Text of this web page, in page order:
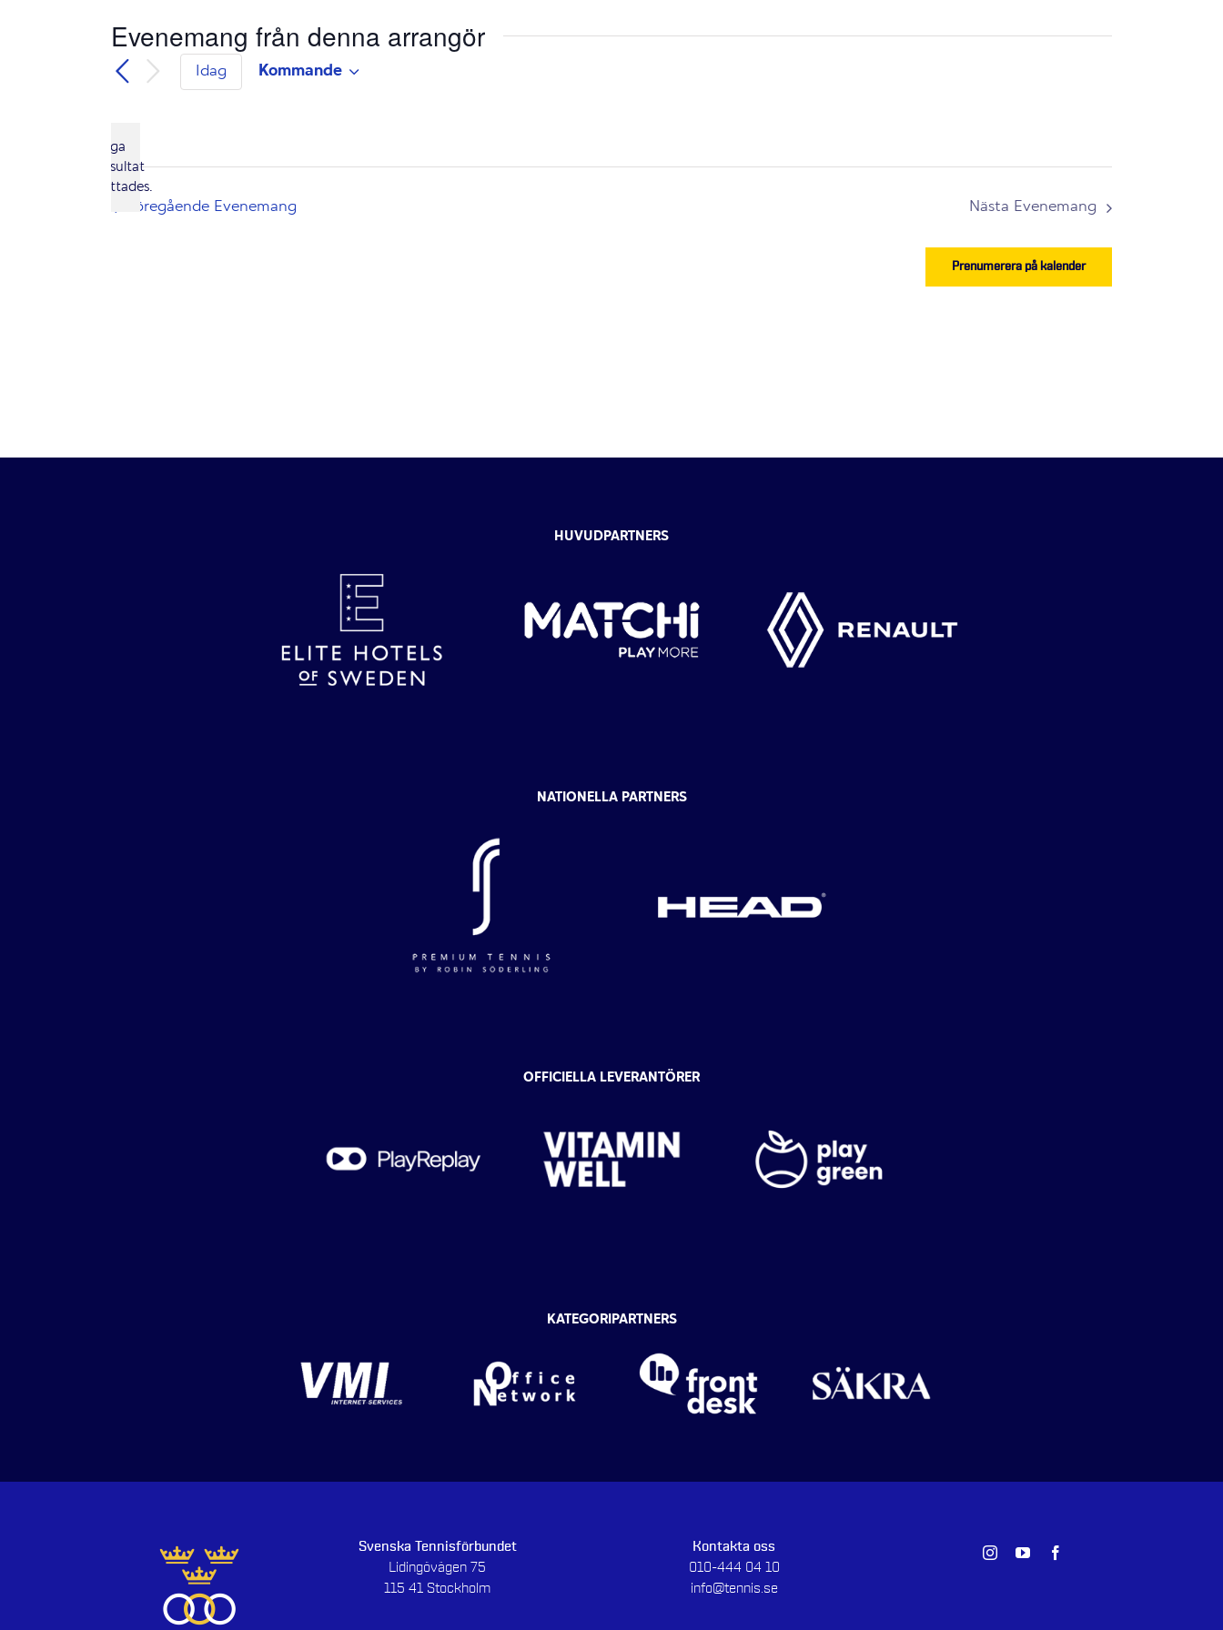
Evenemang från denna arrangör
Notis
Inga
resultat
hittades.
Idag Kommande
Föregående Evenemang Nästa Evenemang
Prenumerera på kalender
HUVUDPARTNERS
NATIONELLA PARTNERS
OFFICIELLA LEVERANTÖRER
KATEGORIPARTNERS
Svenska Tennisförbundet
Lidingövägen 75
115 41 Stockholm
Kontakta oss
010-444 04 10
info@tennis.se